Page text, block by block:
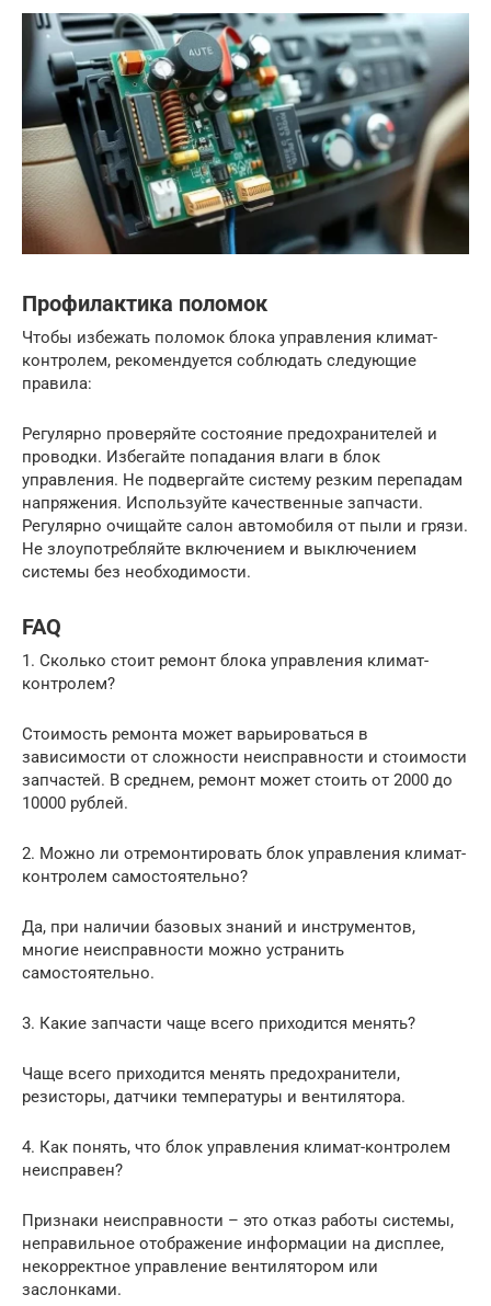
Профилактика поломок
Чтобы избежать поломок блока управления климат-
контролем, рекомендуется соблюдать следующие
правила:
Регулярно проверяйте состояние предохранителей и
проводки. Избегайте попадания влаги в блок
управления. Не подвергайте систему резким перепадам
напряжения. Используйте качественные запчасти.
Регулярно очищайте салон автомобиля от пыли и грязи.
Не злоупотребляйте включением и выключением
системы без необходимости.
FAQ
1. Сколько стоит ремонт блока управления климат-
контролем?
Стоимость ремонта может варьироваться в
зависимости от сложности неисправности и стоимости
запчастей. В среднем, ремонт может стоить от 2000 до
10000 рублей.
2. Можно ли отремонтировать блок управления климат-
контролем самостоятельно?
Да, при наличии базовых знаний и инструментов,
многие неисправности можно устранить
самостоятельно.
3. Какие запчасти чаще всего приходится менять?
Чаще всего приходится менять предохранители,
резисторы, датчики температуры и вентилятора.
4. Как понять, что блок управления климат-контролем
неисправен?
Признаки неисправности – это отказ работы системы,
неправильное отображение информации на дисплее,
некорректное управление вентилятором или
заслонками.